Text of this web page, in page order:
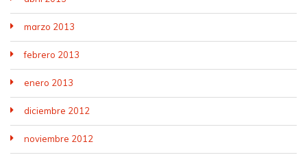
marzo 2013
febrero 2013
enero 2013
diciembre 2012
noviembre 2012